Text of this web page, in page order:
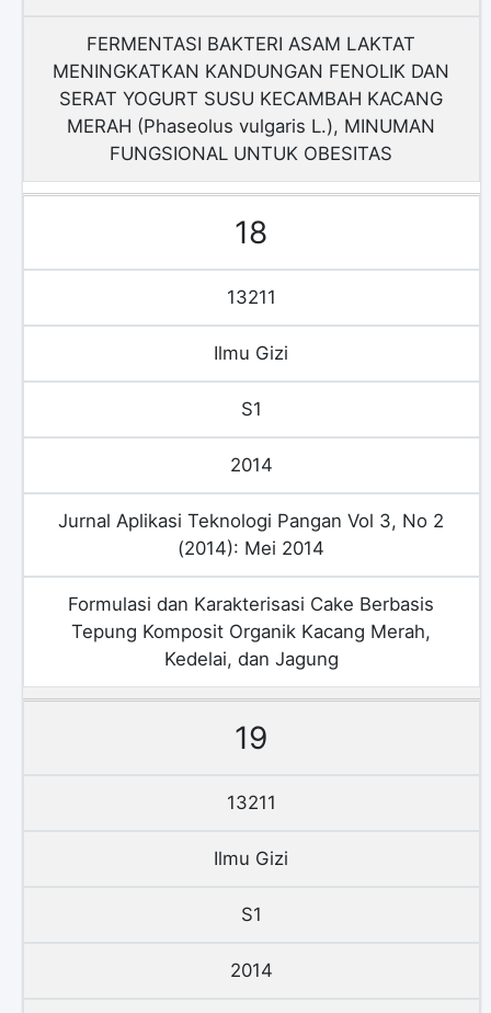
FERMENTASI BAKTERI ASAM LAKTAT
MENINGKATKAN KANDUNGAN FENOLIK DAN
SERAT YOGURT SUSU KECAMBAH KACANG
MERAH (Phaseolus vulgaris L.), MINUMAN
FUNGSIONAL UNTUK OBESITAS
18
13211
Ilmu Gizi
S1
2014
Jurnal Aplikasi Teknologi Pangan Vol 3, No 2
(2014): Mei 2014
Formulasi dan Karakterisasi Cake Berbasis
Tepung Komposit Organik Kacang Merah,
Kedelai, dan Jagung
19
13211
Ilmu Gizi
S1
2014